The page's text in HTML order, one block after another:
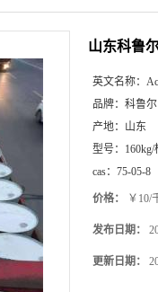
山东科鲁
英文名称：
品牌： 科鲁尔
产地： 山东
型号： 160kg/
cas： 75-05-8
价格： ￥10/
发布日期：
更新日期：